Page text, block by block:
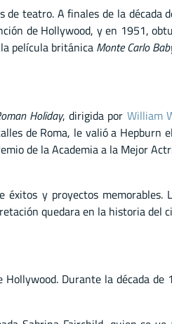
teatro. A finales de la década
de Hollywood, y en 1951,
película británica Monte Carlo
Holiday, dirigida por William
de Roma, le valió a Hepburn
de la Academia a la Mejor
y proyectos memorables.
quedara en la historia del
Durante la década